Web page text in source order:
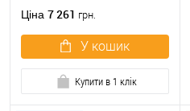
Ціна 7 261 грн.
У кошик
Купити в 1 клік